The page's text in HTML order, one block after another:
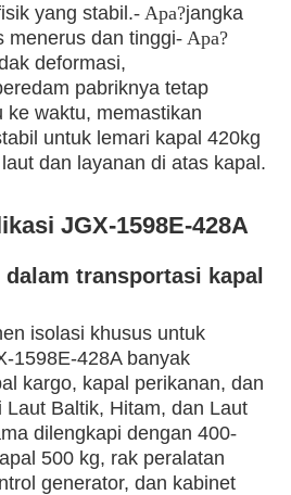
yang stabil.- Apa?jangka
menerus dan tinggi- Apa?
deformasi,
pabriknya tetap
ke waktu, memastikan
untuk lemari kapal 420kg
dan layanan di atas kapal.
JGX-1598E-428A
transportasi kapal
isolasi khusus untuk
1598E-428A banyak
kargo, kapal perikanan, dan
Laut Baltik, Hitam, dan Laut
dilengkapi dengan 400-
500 kg, rak peralatan
generator, dan kabinet